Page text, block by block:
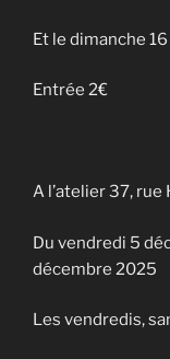
Et le dimanche
Entrée 2€
A l’atelier 37, rue
Du vendredi 5
décembre 2025
Les vendredis,